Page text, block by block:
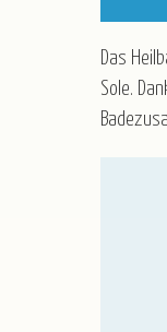
Das
Sole.